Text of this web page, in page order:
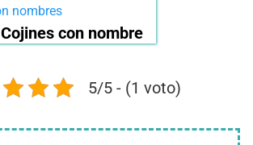
Cojines con nombre
5/5 - (1 voto)